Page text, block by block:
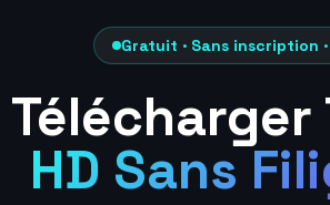
Gratuit · Sans inscription
Télécharger
HD Sans